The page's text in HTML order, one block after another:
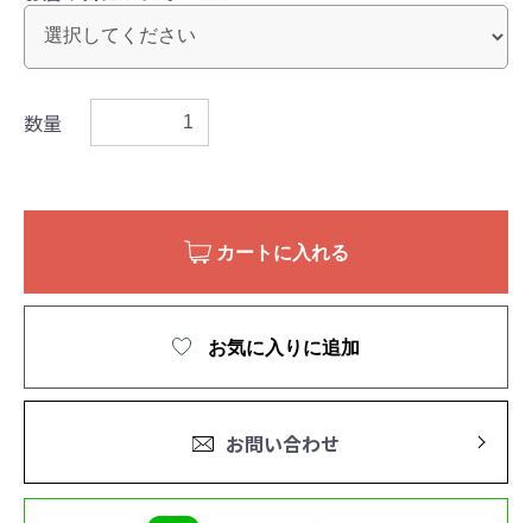
数量
カートに入れる
お気に入りに追加
お問い合わせ